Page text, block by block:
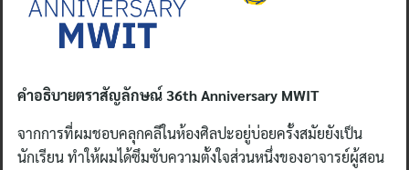
คำอธิบายตราสัญลักษณ์ 36th Anniversary MWIT
จากการที่ผมชอบคลุกคลีในห้องศิลปะอยู่บ่อยครั้งสมัยยังเป็น
นักเรียน ทำให้ผมได้ซึมซับความตั้งใจส่วนหนึ่งของอาจารย์ผู้สอน